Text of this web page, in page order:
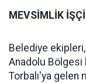
MEVSİMLİK
Belediye
Anadolu Bölgesi
Torbalı'ya gelen